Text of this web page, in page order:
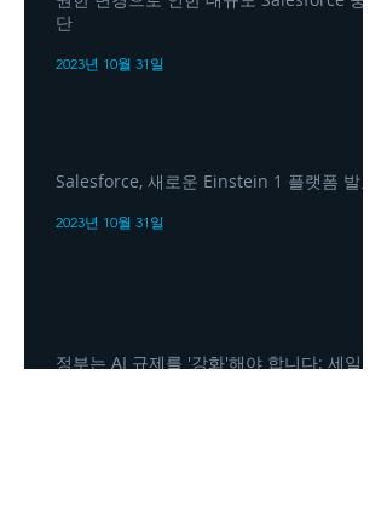
단
2023년 10월 31일
Salesforce, 새로운 Einstein 1 플랫폼 발표
2023년 10월 31일
정부는 AI 규제를 '강화'해야 합니다: 세일